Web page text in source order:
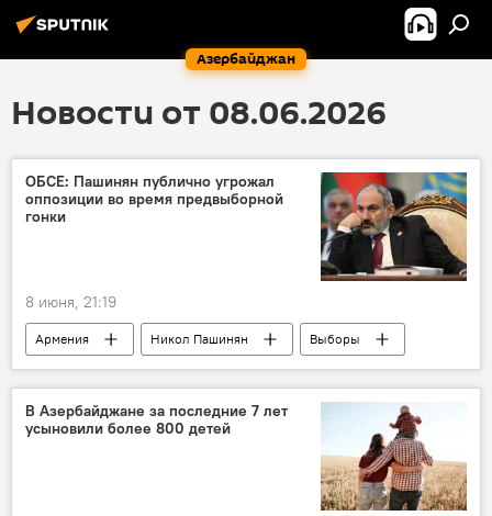
Азербайджан
Новости от 08.06.2026
ОБСЕ: Пашинян публично угрожал
оппозиции во время предвыборной
гонки
8 июня, 21:19
Армения Никол Пашинян
Выборы
ОБСЕ
В Азербайджане за последние 7 лет
усыновили более 800 детей